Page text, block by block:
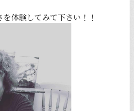
体験してみて下さい！！